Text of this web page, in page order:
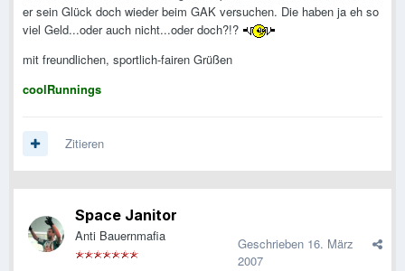
er sein Glück doch wieder beim GAK versuchen. Die haben ja eh so
viel Geld...oder auch nicht...oder doch?!?
mit freundlichen, sportlich-fairen Grüßen
coolRunnings
Zitieren
Space Janitor
Anti Bauernmafia Geschrieben 16. März
2007